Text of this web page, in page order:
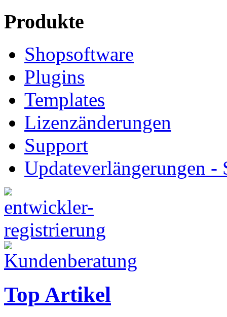
Produkte
Shopsoftware
Plugins
Templates
Lizenzänderungen
Support
Updateverlängerungen -
Top Artikel